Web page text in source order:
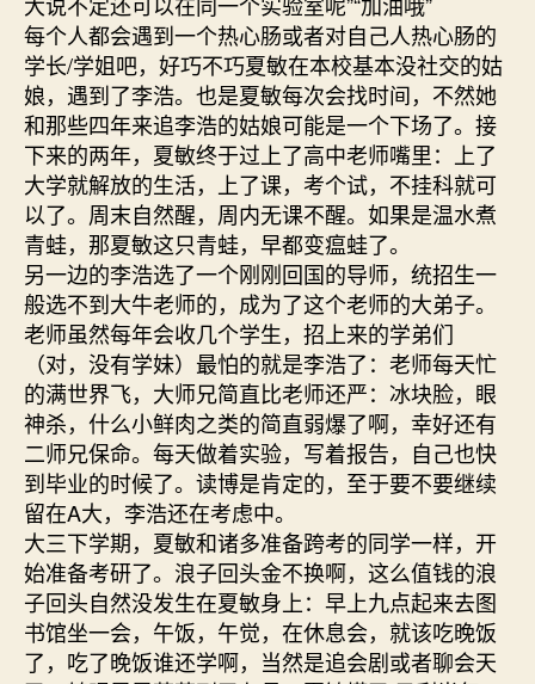
每个人都会遇到一个热心肠或者对自己人热心肠的
学长/学姐吧，好巧不巧夏敏在本校基本没社交的姑
娘，遇到了李浩。也是夏敏每次会找时间，不然她
和那些四年来追李浩的姑娘可能是一个下场了。接
下来的两年，夏敏终于过上了高中老师嘴里：上了
大学就解放的生活，上了课，考个试，不挂科就可
以了。周末自然醒，周内无课不醒。如果是温水煮
青蛙，那夏敏这只青蛙，早都变瘟蛙了。
另一边的李浩选了一个刚刚回国的导师，统招生一
般选不到大牛老师的，成为了这个老师的大弟子。
老师虽然每年会收几个学生，招上来的学弟们
（对，没有学妹）最怕的就是李浩了：老师每天忙
的满世界飞，大师兄简直比老师还严：冰块脸，眼
神杀，什么小鲜肉之类的简直弱爆了啊，幸好还有
二师兄保命。每天做着实验，写着报告，自己也快
到毕业的时候了。读博是肯定的，至于要不要继续
留在A大，李浩还在考虑中。
大三下学期，夏敏和诸多准备跨考的同学一样，开
始准备考研了。浪子回头金不换啊，这么值钱的浪
子回头自然没发生在夏敏身上：早上九点起来去图
书馆坐一会，午饭，午觉，在休息会，就该吃晚饭
了，吃了晚饭谁还学啊，当然是追会剧或者聊会天